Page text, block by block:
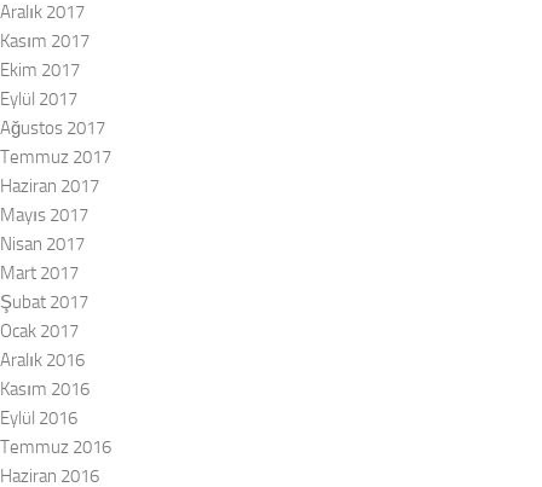
Aralık 2017
Kasım 2017
Ekim 2017
Eylül 2017
Ağustos 2017
Temmuz 2017
Haziran 2017
Mayıs 2017
Nisan 2017
Mart 2017
Şubat 2017
Ocak 2017
Aralık 2016
Kasım 2016
Eylül 2016
Temmuz 2016
Haziran 2016